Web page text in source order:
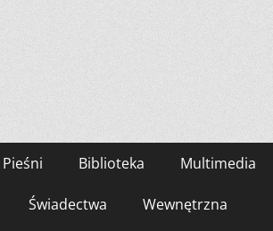
Pieśni Biblioteka Multimedia
Świadectwa Wewnętrzna